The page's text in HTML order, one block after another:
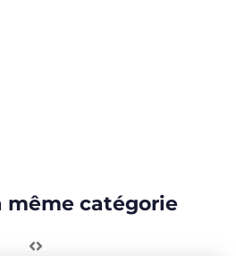
même catégorie